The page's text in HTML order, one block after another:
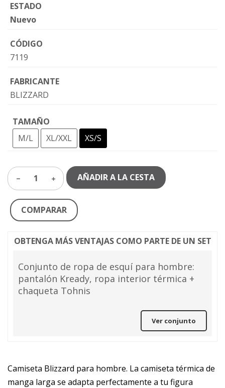
ESTADO
Nuevo
CÓDIGO
7119
FABRICANTE
BLIZZARD
TAMAÑO
M/L
XL/XXL XS/S
1 AÑADIR A LA CESTA
COMPARAR
OBTENGA MÁS VENTAJAS COMO PARTE DE UN SET
Conjunto de ropa de esquí para hombre:
pantalón Kready, ropa interior térmica +
chaqueta Tohnis
Ver conjunto
Camiseta Blizzard para hombre. La camiseta térmica de
manga larga se adapta perfectamente a tu figura